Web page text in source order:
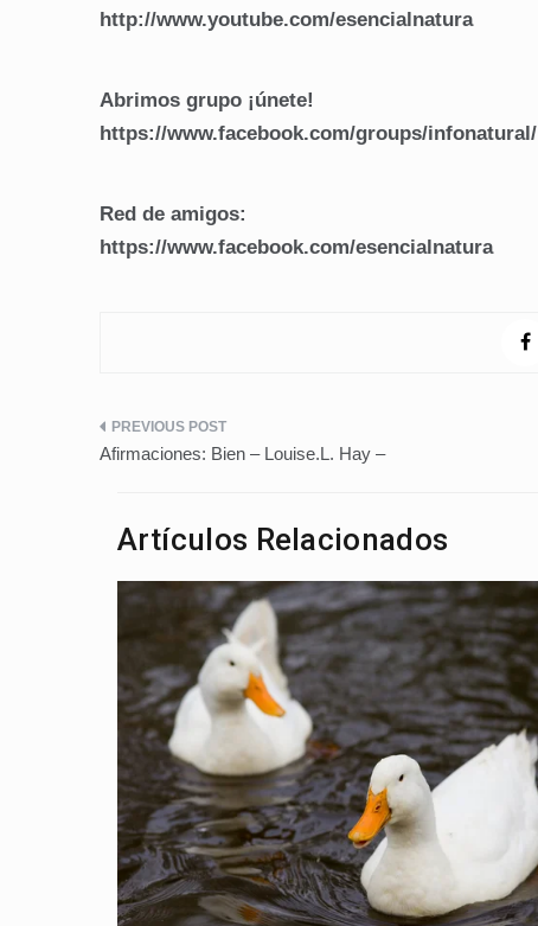
http://www.youtube.com/esencialnatura
Abrimos grupo ¡únete!
https://www.facebook.com/groups/infonatural/
Red de amigos:
https://www.facebook.com/esencialnatura
Navegación
entradas
Afirmaciones: Bien – Louise.L. Hay –
Artículos Relacionados